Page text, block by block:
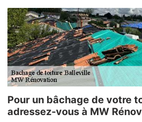
Pour un bâchage de votre
adressez-vous à MW